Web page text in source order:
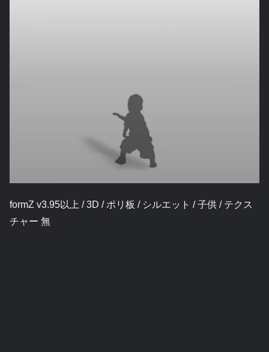
formZ v3.95以上 / 3D / ポリ板 / シルエット / 子供 / テクス
チャー 無